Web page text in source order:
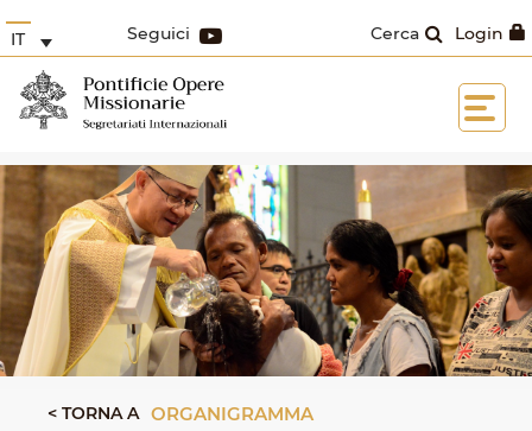
Login
Cerca
Seguici
IT
< TORNA A ORGANIGRAMMA